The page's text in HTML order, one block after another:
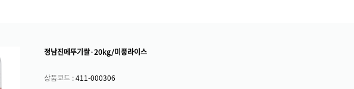
정남진메뚜기쌀·20kg/미풍라이스
상품코드 :411-000306